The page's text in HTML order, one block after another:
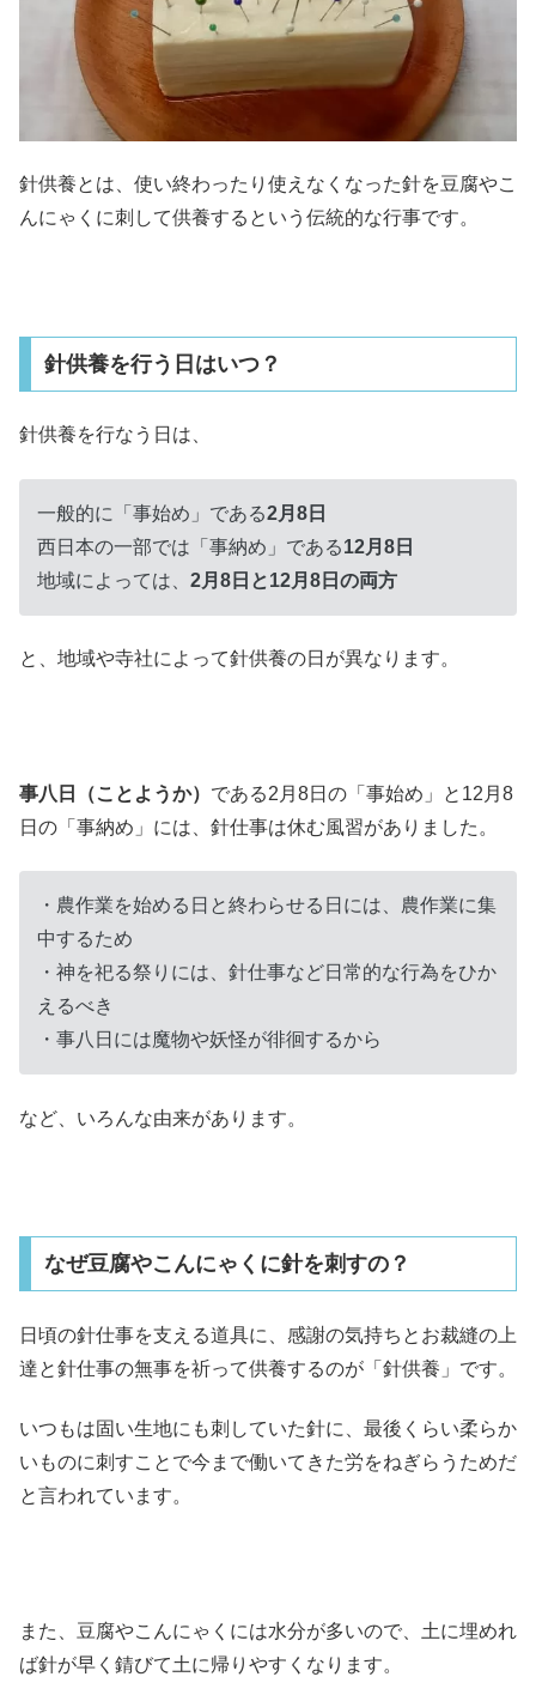
針供養とは、使い終わったり使えなくなった針を豆腐やこ
んにゃくに刺して供養するという伝統的な行事です。
針供養を行う日はいつ？
針供養を行なう日は、
一般的に「事始め」である2月8日
西日本の一部では「事納め」である12月8日
地域によっては、 2月8日と12月8日の両方
と、地域や寺社によって針供養の日が異なります。
事八日（ことようか） である2月8日の「事始め」と12月8
日の「事納め」には、針仕事は休む風習がありました。
・農作業を始める日と終わらせる日には、農作業に集
中するため
・神を祀る祭りには、針仕事など日常的な行為をひか
えるべき
・事八日には魔物や妖怪が徘徊するから
など、いろんな由来があります。
なぜ豆腐やこんにゃくに針を刺すの？
日頃の針仕事を支える道具に、感謝の気持ちとお裁縫の上
達と針仕事の無事を祈って供養するのが「針供養」です。
いつもは固い生地にも刺していた針に、最後くらい柔らか
いものに刺すことで今まで働いてきた労をねぎらうためだ
と言われています。
また、豆腐やこんにゃくには水分が多いので、土に埋めれ
ば針が早く錆びて土に帰りやすくなります。